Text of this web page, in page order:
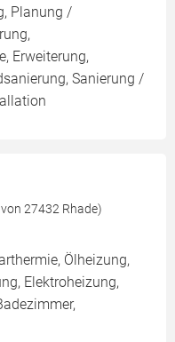
Planung /
Erweiterung,
Sanierung /
27432 Rhade)
Ölheizung,
Elektroheizung,